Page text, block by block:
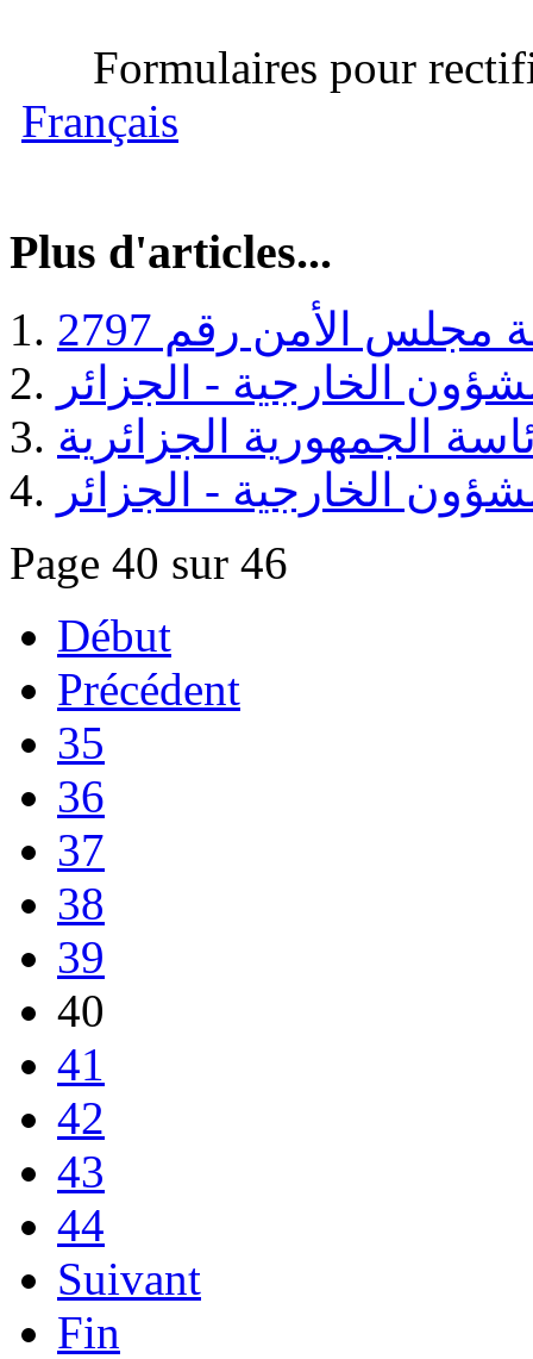
Formulaires pour
Français
Plus d'articles...
الأمن رقم 2797
الجمهورية الجزائرية
Page 40 sur 46
Début
Précédent
35
36
37
38
39
40
41
42
43
44
Suivant
Fin